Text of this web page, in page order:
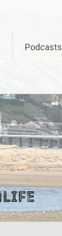
Podcasts